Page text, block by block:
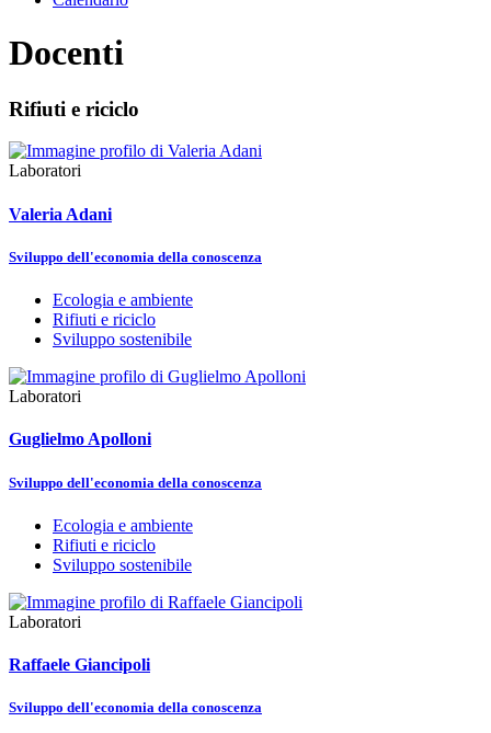
Docenti
Rifiuti e riciclo
Laboratori
Valeria Adani
Sviluppo dell'economia della conoscenza
Ecologia e ambiente
Rifiuti e riciclo
Sviluppo sostenibile
Laboratori
Guglielmo Apolloni
Sviluppo dell'economia della conoscenza
Ecologia e ambiente
Rifiuti e riciclo
Sviluppo sostenibile
Laboratori
Raffaele Giancipoli
Sviluppo dell'economia della conoscenza